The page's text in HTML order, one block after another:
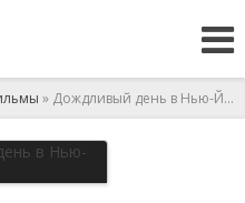
» Дождливый день в Нью-Йорке